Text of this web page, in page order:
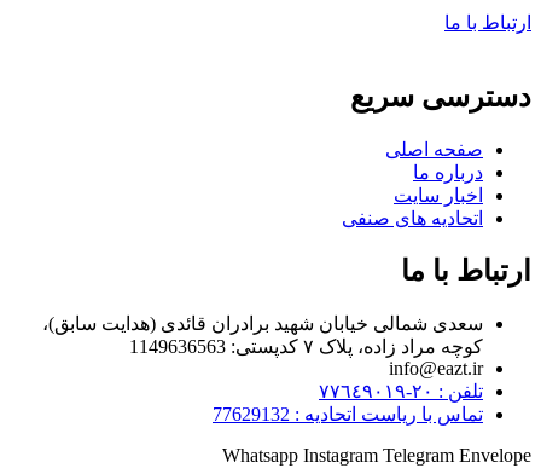
ارتباط با ما
دسترسی سریع
صفحه اصلی
درباره ما
اخبار سایت
اتحادیه های صنفی
ارتباط با ما
سعدی شمالی خیابان شهید برادران قائدی (هدایت سابق)،
کوچه مراد زاده، پلاک ۷ کدپستی: 1149636563
info@eazt.ir
تلفن : ٢٠-٧٧٦٤٩٠١٩
تماس با ریاست اتحادیه : 77629132
Whatsapp Instagram Telegram Envelope